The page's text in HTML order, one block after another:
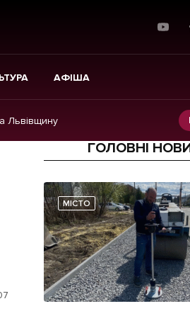
АФІША
Львівщину
Прес-релізи
Фото/Відео
Made in Lviv
ГОЛОВНІ
МІСТО